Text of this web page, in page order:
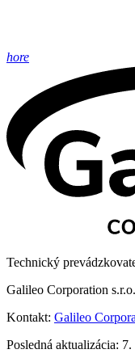
hore
Technický
Galileo Corporation
Kontakt: Galileo
Posledná aktualizácia: